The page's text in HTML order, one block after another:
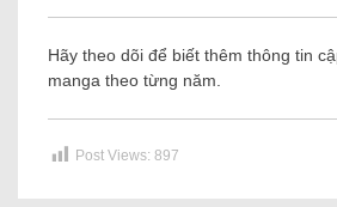
Hãy theo dõi để biết thêm thông tin
manga theo từng năm.
Post Views: 897